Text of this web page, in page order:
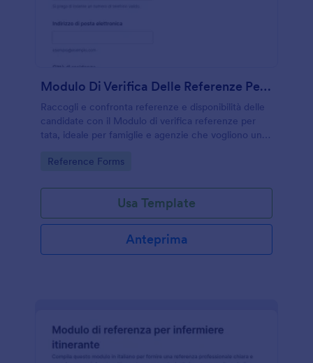
Modulo Di Verifica Delle Referenze Per Babysitter
Raccogli e confronta referenze e disponibilità delle
candidate con il Modulo di verifica referenze per
tata, ideale per famiglie e agenzie che vogliono una
Go to Category:
Reference Forms
Usa Template
Anteprima